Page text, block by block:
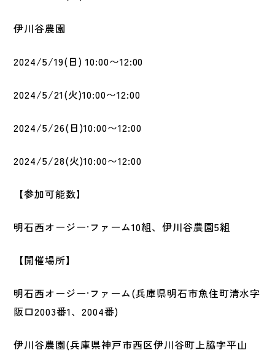
伊川谷農園
2024/5/19(日) 10:00〜12:00
2024/5/21(火)10:00〜12:00
2024/5/26(日)10:00〜12:00
2024/5/28(火)10:00〜12:00
【参加可能数】
明石西オージー·ファーム10組、伊川谷農園5組
【開催場所】
明石西オージー·ファーム(兵庫県明石市魚住町清水字
阪口2003番1、2004番)
伊川谷農園(兵庫県神戸市西区伊川谷町上脇字平山